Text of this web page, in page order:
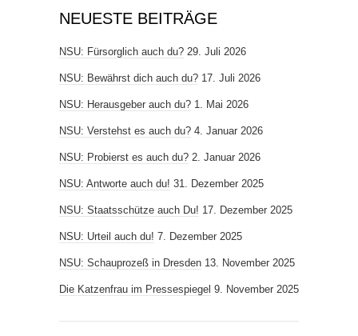
NEUESTE BEITRÄGE
NSU: Fürsorglich auch du? 29. Juli 2026
NSU: Bewährst dich auch du? 17. Juli 2026
NSU: Herausgeber auch du? 1. Mai 2026
NSU: Verstehst es auch du? 4. Januar 2026
NSU: Probierst es auch du? 2. Januar 2026
NSU: Antworte auch du! 31. Dezember 2025
NSU: Staatsschütze auch Du! 17. Dezember 2025
NSU: Urteil auch du! 7. Dezember 2025
NSU: Schauprozeß in Dresden 13. November 2025
Die Katzenfrau im Pressespiegel 9. November 2025